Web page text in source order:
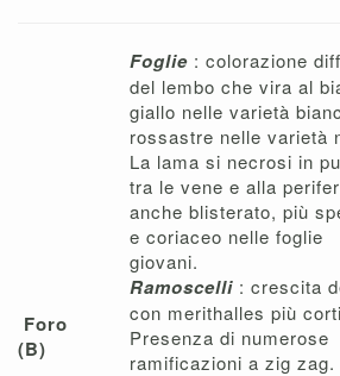
Foro
(B)
Foglie : colorazione
del lembo che vira al
giallo nelle varietà
rossastre nelle varietà
La lama si necrosi in
tra le vene e alla
anche blisterato, più
e coriaceo nelle foglie
giovani.
Ramoscelli : crescita
con merithalles più
Presenza di numerose
ramificazioni a zig zag.